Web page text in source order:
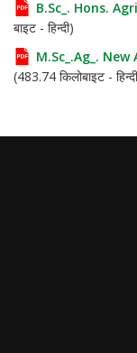
B.Sc_. Hons.
बाइट - हिन्दी)
M.Sc_.Ag_.
(483.74 किलोबाइट -